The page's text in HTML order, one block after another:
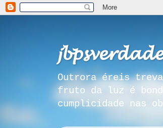
𝓳𝓫𝓹𝓼𝓿𝓮𝓻𝓭𝓪𝓭𝓮
Outrora éreis
fruto da luz é
cumplicidade nas